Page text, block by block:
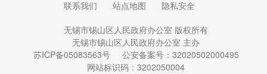
联系我们 站点地图 隐私安全
无锡市锡山区人民政府办公室 版权所有
无锡市锡山区人民政府办公室 主办
苏ICP备05083563号
公安备案号：32020502000495
网站标识码：3202050004